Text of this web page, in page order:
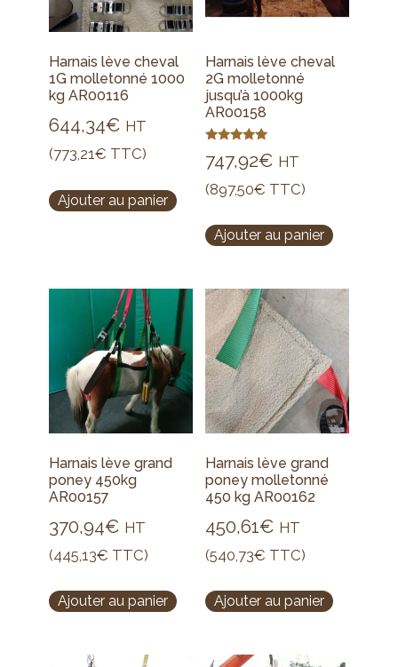
Harnais lève cheval
1G molletonné 1000
kg AR00116
644,34€ HT
(773,21€ TTC)
Ajouter au panier
Harnais lève cheval
2G molletonné
jusqu’à 1000kg
AR00158
5.00
747,92€ HT
(897,50€ TTC)
Ajouter au panier
Harnais lève grand
poney 450kg
AR00157
370,94€ HT
(445,13€ TTC)
Ajouter au panier
Harnais lève grand
poney molletonné
450 kg AR00162
450,61€ HT
(540,73€ TTC)
Ajouter au panier